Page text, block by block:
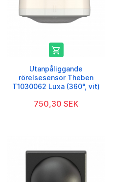

Utanpåliggande
rörelsesensor Theben
T1030062 Luxa (360°, vit)
750,30 SEK